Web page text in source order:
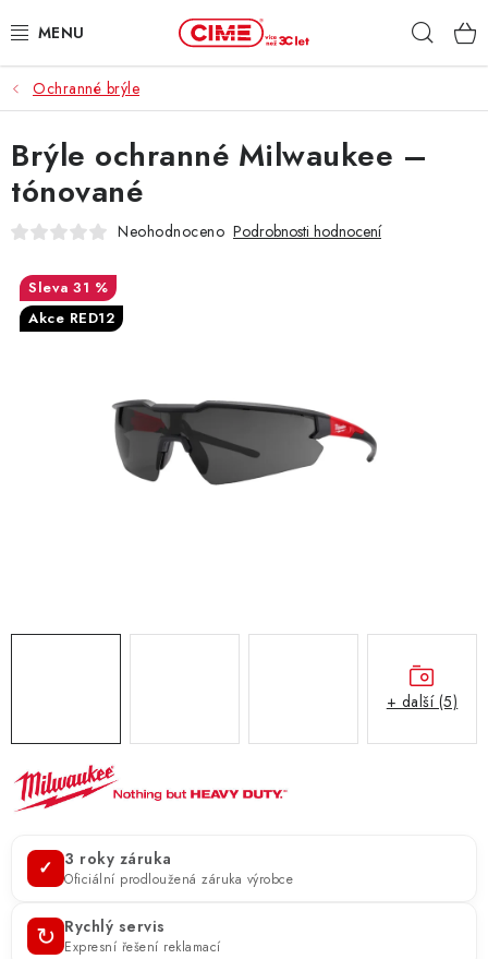
na
ZAHRADA, LES
DÍLNA, STAVBA
MILWAUKEE
PROFI STROJE
Ochranné brýle
✓ 3 roky záruka
Oficiální prodloužená záruka výrobce
↻ Rychlý servis
Expresní řešení reklamací
Brýle ochranné Milwaukee –
tónované
Neohodnoceno Podrobnosti hodnocení
31 %
Akce RED12
+ další (5)